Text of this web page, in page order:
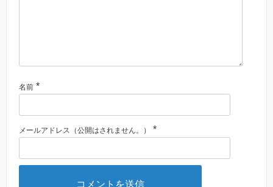
名前 *
メールアドレス（公開はされません。） *